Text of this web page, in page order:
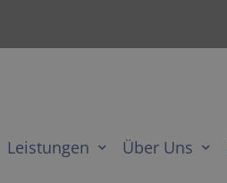
Leistungen Über Uns